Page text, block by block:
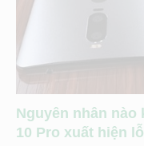
Nguyên nhân nào
10 Pro xuất hiện